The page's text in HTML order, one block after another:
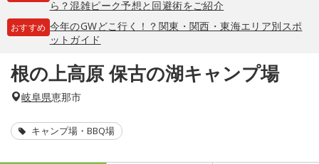
ら？混雑ピーク予想と回避術をご紹介
おすすめ 今年のGWどこ行く！？関東・関西・東海エリア別スポ
ットガイド
根の上高原 保古の湖キャンプ場
岐阜県恵那市
キャンプ場・BBQ場